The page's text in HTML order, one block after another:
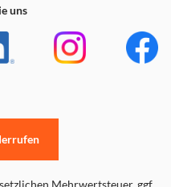
uns
Mehrwertsteuer. ggf.